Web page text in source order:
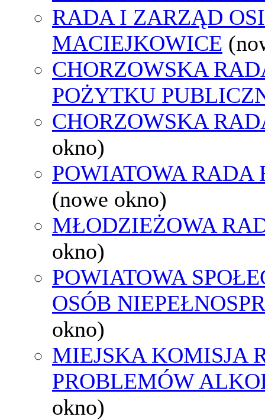
RADA I ZARZĄD
MACIEJKOWICE
CHORZOWSKA
POŻYTKU
CHORZOWSKA
okno)
POWIATOWA RADA
(nowe okno)
MŁODZIEŻOWA
okno)
POWIATOWA
OSÓB
okno)
MIEJSKA KOMISJA
PROBLEMÓW
okno)